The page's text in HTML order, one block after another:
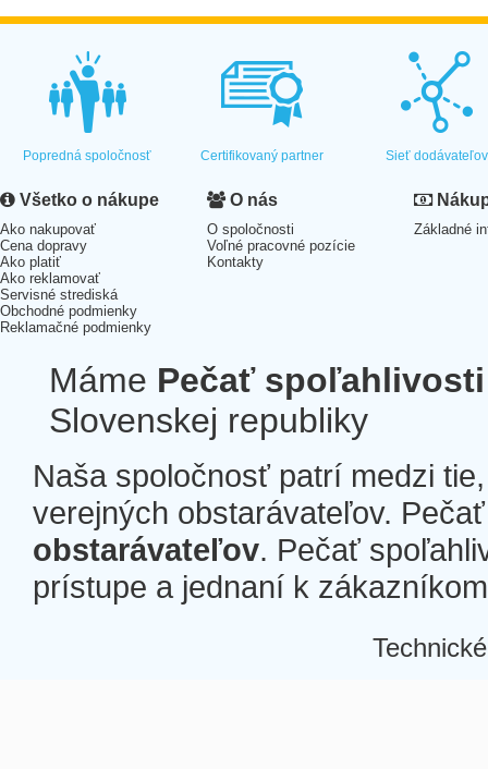
Popredná spoločnosť Certifikovaný partner Sieť dodávateľov
Všetko o nákupe
Ako nakupovať
Cena dopravy
Ako platiť
Ako reklamovať
Servisné strediská
Obchodné podmienky
Reklamačné podmienky
O nás
O spoločnosti
Voľné pracovné pozície
Kontakty
Základné
Máme Pečať spoľahlivosti
Slovenskej republiky
Naša spoločnosť patrí medzi
verejných obstarávateľov.
obstarávateľov. Pečať
prístupe a jednaní k